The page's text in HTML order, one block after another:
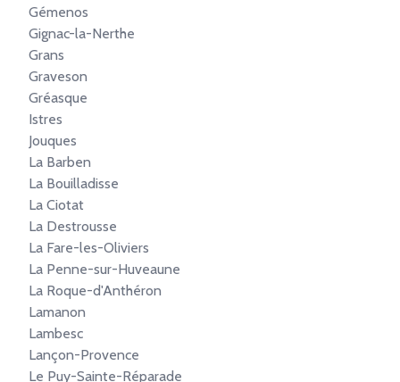
Gémenos
Gignac-la-Nerthe
Grans
Graveson
Gréasque
Istres
Jouques
La Barben
La Bouilladisse
La Ciotat
La Destrousse
La Fare-les-Oliviers
La Penne-sur-Huveaune
La Roque-d'Anthéron
Lamanon
Lambesc
Lançon-Provence
Le Puy-Sainte-Réparade